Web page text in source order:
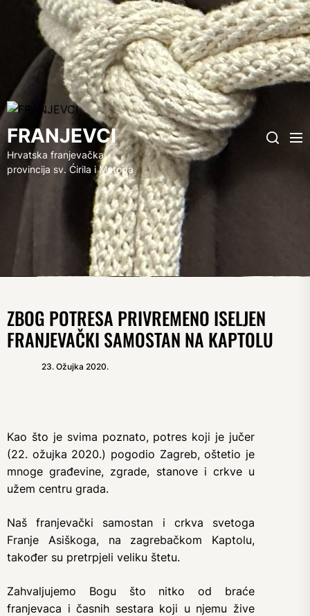
FRANJEVCI
FRANJEVCI
Hrvatska franjevačka
provincija sv. Ćirila i Metoda
Search
ZBOG POTRESA PRIVREMENO ISELJEN
FRANJEVAČKI SAMOSTAN NA KAPTOLU
23. Ožujka 2020.
Kao što je svima poznato, potres koji je jučer
(22. ožujka 2020.) pogodio Zagreb, oštetio je
mnoge građevine, zgrade, stanove i crkve u
užem centru grada.
Naš franjevački samostan i crkva svetoga
Franje Asiškoga, na zagrebačkom Kaptolu,
također su pretrpjeli veliku štetu.
Zahvaljujemo Bogu što nitko od braće
franjevaca i časnih sestara koji u njemu žive